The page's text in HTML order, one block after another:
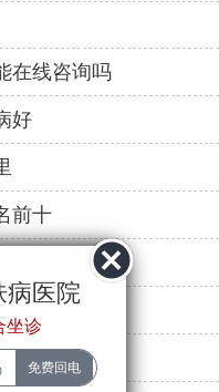
在线咨询吗
好
前十
好
病医院
坐诊